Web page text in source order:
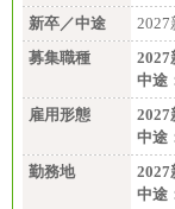
新卒／中途
2027
募集職種
2027
中途
雇用形態
2027
中途
勤務地
2027
中途